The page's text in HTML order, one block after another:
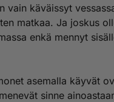
vain käväissyt
matkaa. Ja joskus
enkä mennyt
asemalla käyvät
sinne